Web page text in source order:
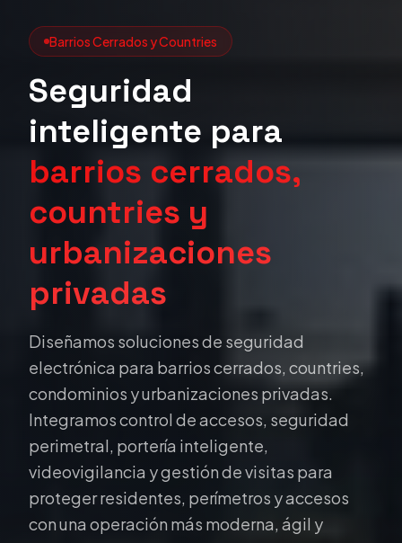
Barrios Cerrados y Countries
Seguridad
inteligente para
barrios cerrados,
countries y
urbanizaciones
privadas
Diseñamos soluciones de seguridad
electrónica para barrios cerrados, countries,
condominios y urbanizaciones privadas.
Integramos control de accesos, seguridad
perimetral, portería inteligente,
videovigilancia y gestión de visitas para
proteger residentes, perímetros y accesos
con una operación más moderna, ágil y